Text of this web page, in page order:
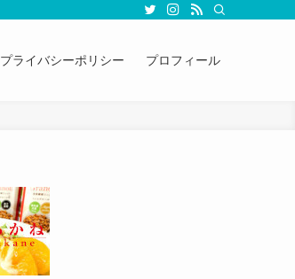
プライバシーポリシー プロフィール